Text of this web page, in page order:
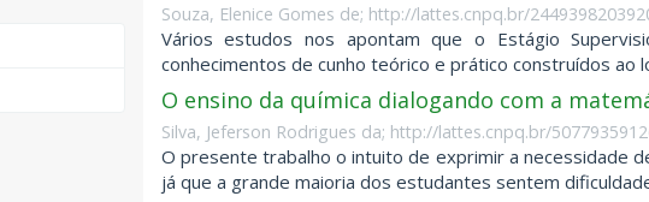
Souza, Elenice Gomes de; http://lattes.cnpq.br/
Vários estudos nos apontam que o Estágio
conhecimentos de cunho teórico e prático construídos ao
O ensino da química dialogando com a
Silva, Jeferson Rodrigues da; http://lattes.cnpq.br/
O presente trabalho o intuito de exprimir a necessidade
já que a grande maioria dos estudantes sentem